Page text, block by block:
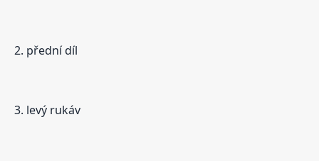
2. přední díl
3. levý rukáv